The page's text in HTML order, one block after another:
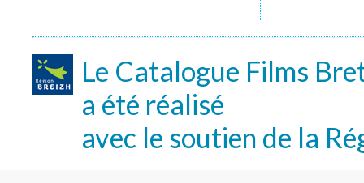
Le Catalogue Films
a été réalisé
avec le soutien de la